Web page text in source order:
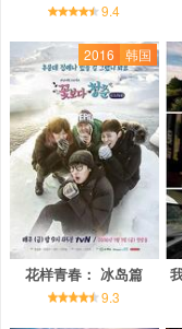
9.4
2016 韩国
花样青春： 冰岛篇
9.3